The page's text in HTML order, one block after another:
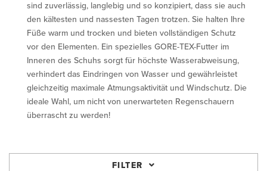
sind zuverlässig, langlebig und so konzipiert, dass sie auch
den kältesten und nassesten Tagen trotzen. Sie halten Ihre
Füße warm und trocken und bieten vollständigen Schutz
vor den Elementen. Ein spezielles GORE-TEX-Futter im
Inneren des Schuhs sorgt für höchste Wasserabweisung,
verhindert das Eindringen von Wasser und gewährleistet
gleichzeitig maximale Atmungsaktivität und Windschutz. Die
ideale Wahl, um nicht von unerwarteten Regenschauern
überrascht zu werden!
FILTER